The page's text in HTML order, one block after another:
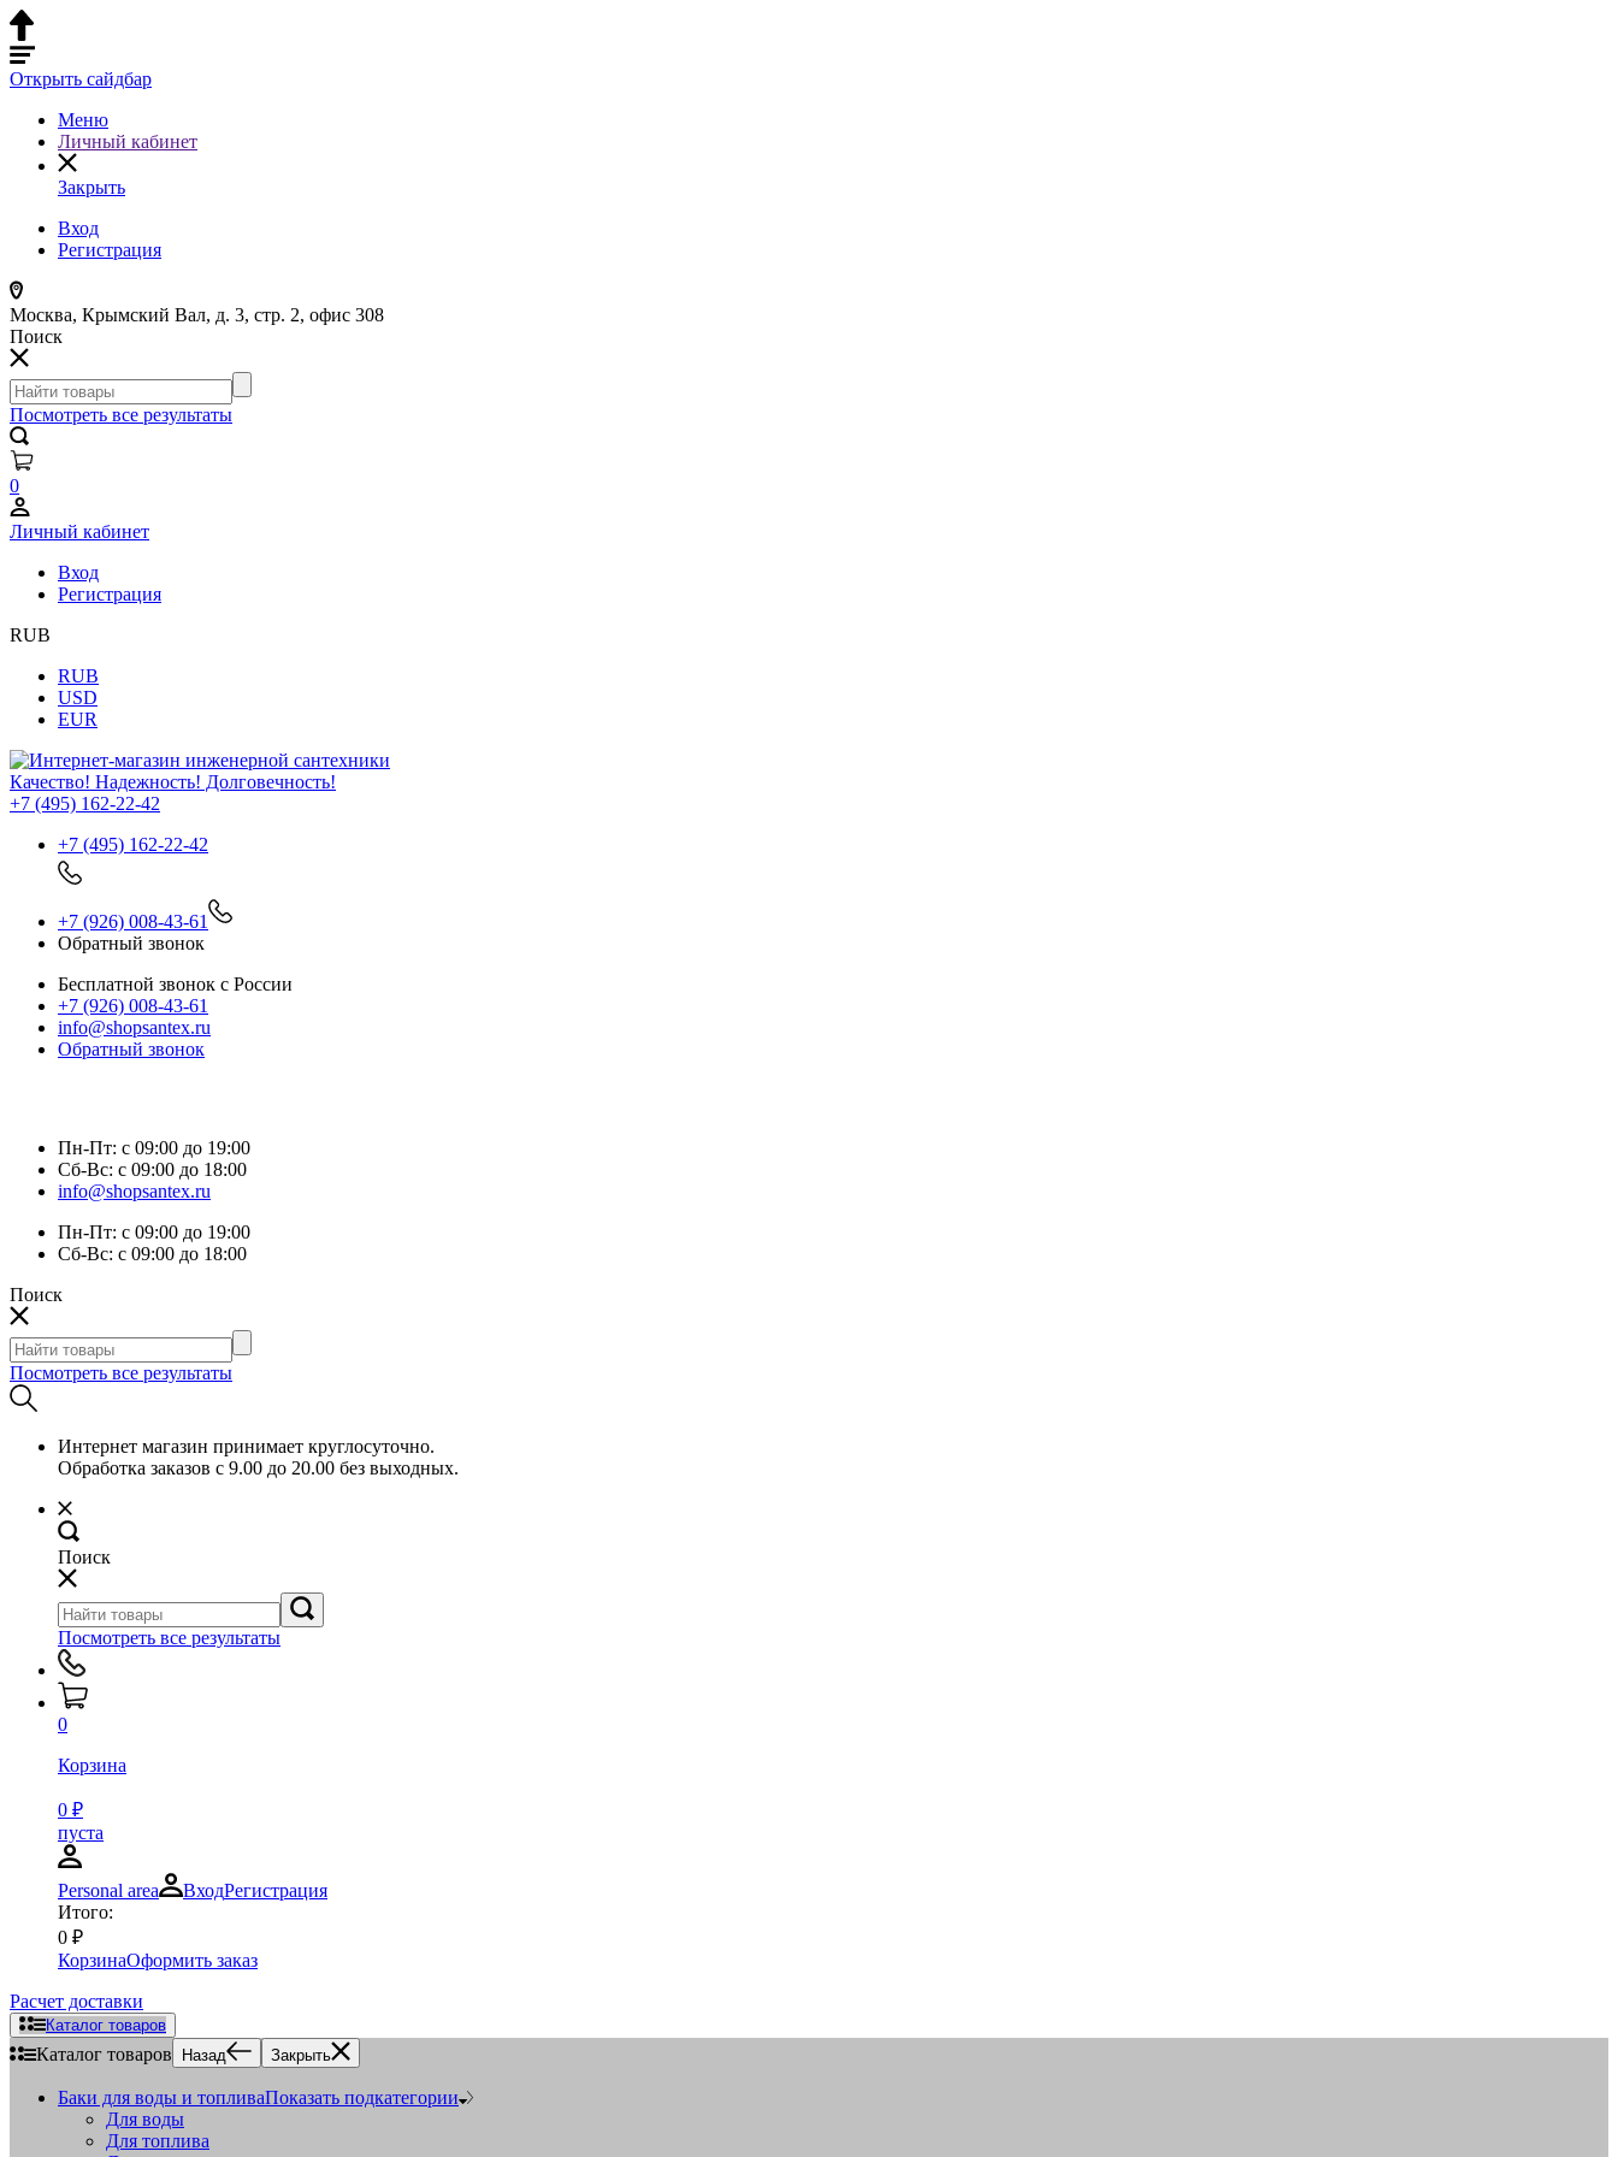
Открыть сайдбар
Меню
Личный кабинет
Закрыть
Вход
Регистрация
Москва, Крымский Вал, д. 3, стр. 2, офис 308
Поиск
Посмотреть все результаты
0
Личный кабинет
Вход
Регистрация
RUB
RUB
USD
EUR
Качество! Надежность! Долговечность!
+7 (495) 162-22-42
+7 (495) 162-22-42
+7 (926) 008-43-61
Обратный звонок
Бесплатной звонок с России
+7 (926) 008-43-61
info@shopsantex.ru
Обратный звонок
Пн-Пт: с 09:00 до 19:00
Сб-Вс: с 09:00 до 18:00
info@shopsantex.ru
Пн-Пт: с 09:00 до 19:00
Сб-Вс: с 09:00 до 18:00
Поиск
Посмотреть все результаты
Интернет магазин принимает круглосуточно.
Обработка заказов с 9.00 до 20.00 без выходных.
Поиск
Посмотреть все результаты
0
Корзина
0 ₽
пуста
Personal area ВходРегистрация
Итого:
0 ₽
КорзинаОформить заказ
Расчет доставки
Каталог товаров
Каталог товаров Назад Закрыть
Баки для воды и топливаПоказать подкатегории
Для воды
Для топлива